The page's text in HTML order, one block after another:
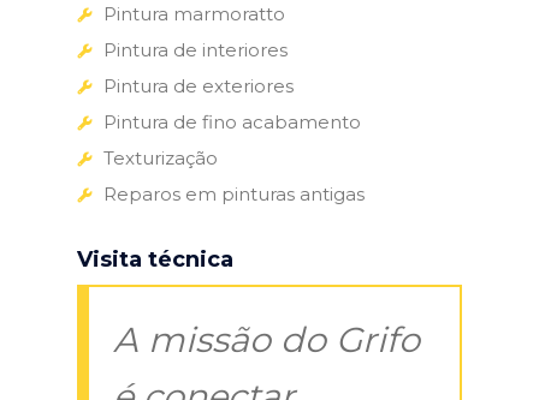
Pintura marmoratto
Pintura de interiores
Pintura de exteriores
Pintura de fino acabamento
Texturização
Reparos em pinturas antigas
Visita técnica
A missão do Grifo